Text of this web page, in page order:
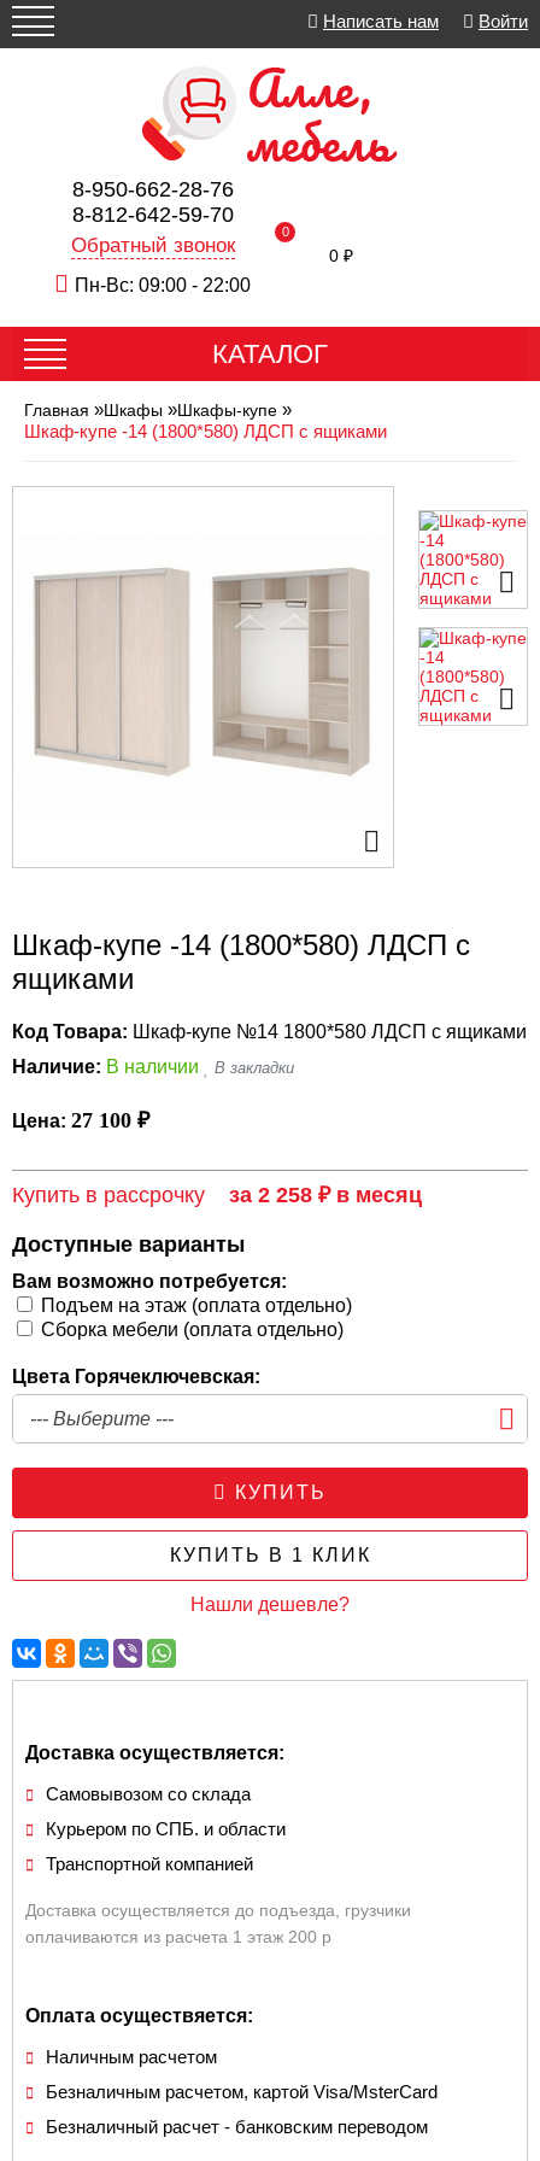
Написать нам Войти
8-950-662-28-76
8-812-642-59-70
Обратный звонок
Пн-Вс: 09:00 - 22:00
0
0 ₽
КАТАЛОГ
Главная »Шкафы »Шкафы-купе »
Шкаф-купе -14 (1800*580) ЛДСП с ящиками
Шкаф-купе -14 (1800*580) ЛДСП с
ящиками
Код Товара: Шкаф-купе №14 1800*580 ЛДСП с ящиками
Наличие: В наличии
Цена: 27 100 ₽
Купить в рассрочку за 2 258 ₽ в месяц
Доступные варианты
Вам возможно потребуется:
Подъем на этаж (оплата отдельно)
Сборка мебели (оплата отдельно)
Цвета Горячеключевская:
КУПИТЬ
КУПИТЬ В 1 КЛИК
Нашли дешевле?
Доставка осуществляется:
Самовывозом со склада
Курьером по СПБ. и области
Транспортной компанией
Доставка осуществляется до подъезда, грузчики
оплачиваются из расчета 1 этаж 200 р
Оплата осуществяется:
Наличным расчетом
Безналичным расчетом, картой Visa/MsterCard
Безналичный расчет - банковским переводом